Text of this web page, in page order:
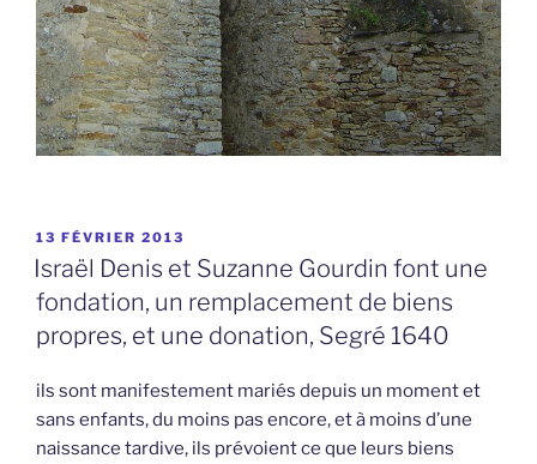
PUBLIÉ
LE
13 FÉVRIER 2013
Israël Denis et Suzanne Gourdin font une
fondation, un remplacement de biens
propres, et une donation, Segré 1640
ils sont manifestement mariés depuis un moment et
sans enfants, du moins pas encore, et à moins d’une
naissance tardive, ils prévoient ce que leurs biens